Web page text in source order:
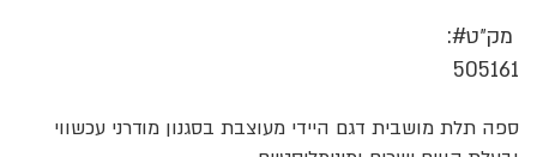
מק״ט
505161
ספה תלת מושבית דגם היידי מעוצבת בסגנון מודרני עכשווי